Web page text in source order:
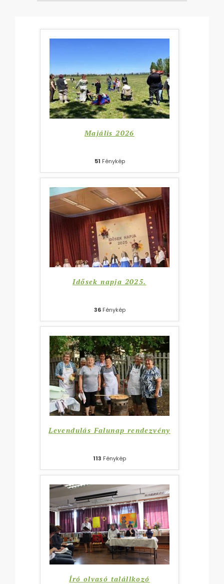
Majális 2026
51 Fénykép
Idősek napja 2025.
36Fénykép
Levendulás Falunap rendezvény
113 Fénykép
Író olvasó talállkozó